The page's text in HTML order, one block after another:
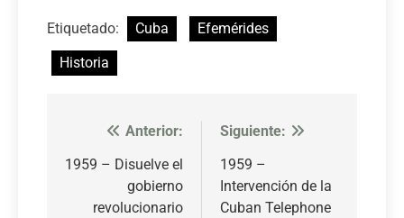
Etiquetado: Cuba
Efemérides
Historia
Navegación
de
entradas
Anterior:
1959 – Disuelve el
gobierno
revolucionario
Siguiente:
1959 –
Intervención de la
Cuban Telephone